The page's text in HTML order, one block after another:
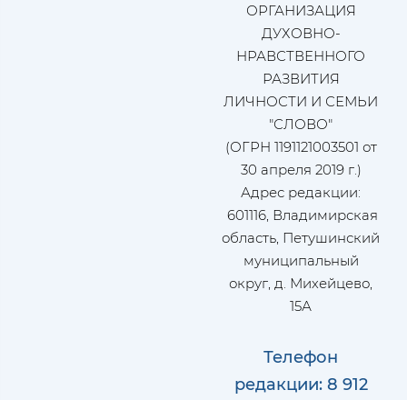
ОРГАНИЗАЦИЯ
ДУХОВНО-
НРАВСТВЕННОГО
РАЗВИТИЯ
ЛИЧНОСТИ И СЕМЬИ
"СЛОВО"
(ОГРН 1191121003501 от
30 апреля 2019 г.)
Адрес редакции:
601116, Владимирская
область, Петушинский
муниципальный
округ, д. Михейцево,
15А
Телефон
редакции: 8 912